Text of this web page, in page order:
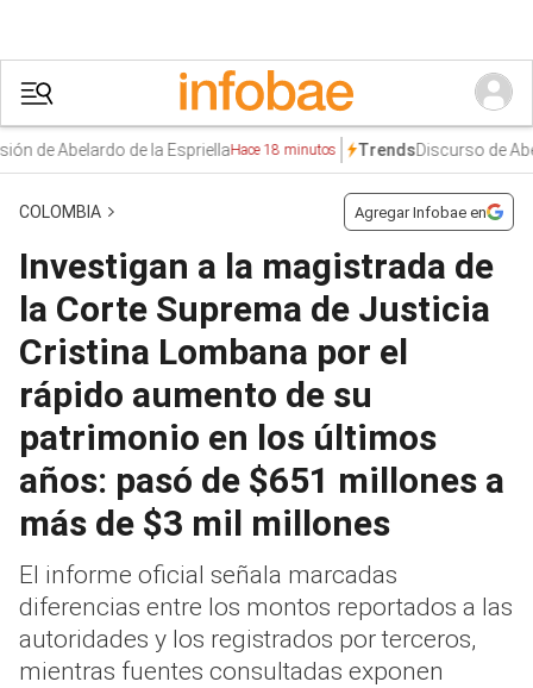
Abelardo de la EspriellaHace 18 minutos TrendsDiscurso de
COLOMBIA Agregar Infobae en
Investigan a la magistrada de
la Corte Suprema de Justicia
Cristina Lombana por el
rápido aumento de su
patrimonio en los últimos
años: pasó de $651 millones a
más de $3 mil millones
El informe oficial señala marcadas
diferencias entre los montos reportados a las
autoridades y los registrados por terceros,
mientras fuentes consultadas exponen